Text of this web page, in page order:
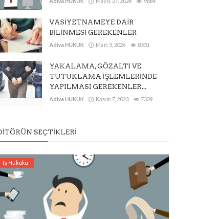
VASİYETNAMEYE DAİR
BİLİNMESİ GEREKENLER
Adiva HUKUK Mart 5, 2024 8531
YAKALAMA, GÖZALTI VE
TUTUKLAMA İŞLEMLERİNDE
YAPILMASI GEREKENLER...
Adiva HUKUK Kasım 7, 2023 7339
SEÇTIKLERI
İş Hukuku